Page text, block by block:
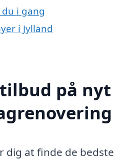
i gang
i Jylland
på nyt
dig at finde de bedste